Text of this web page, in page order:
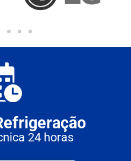
24 horas